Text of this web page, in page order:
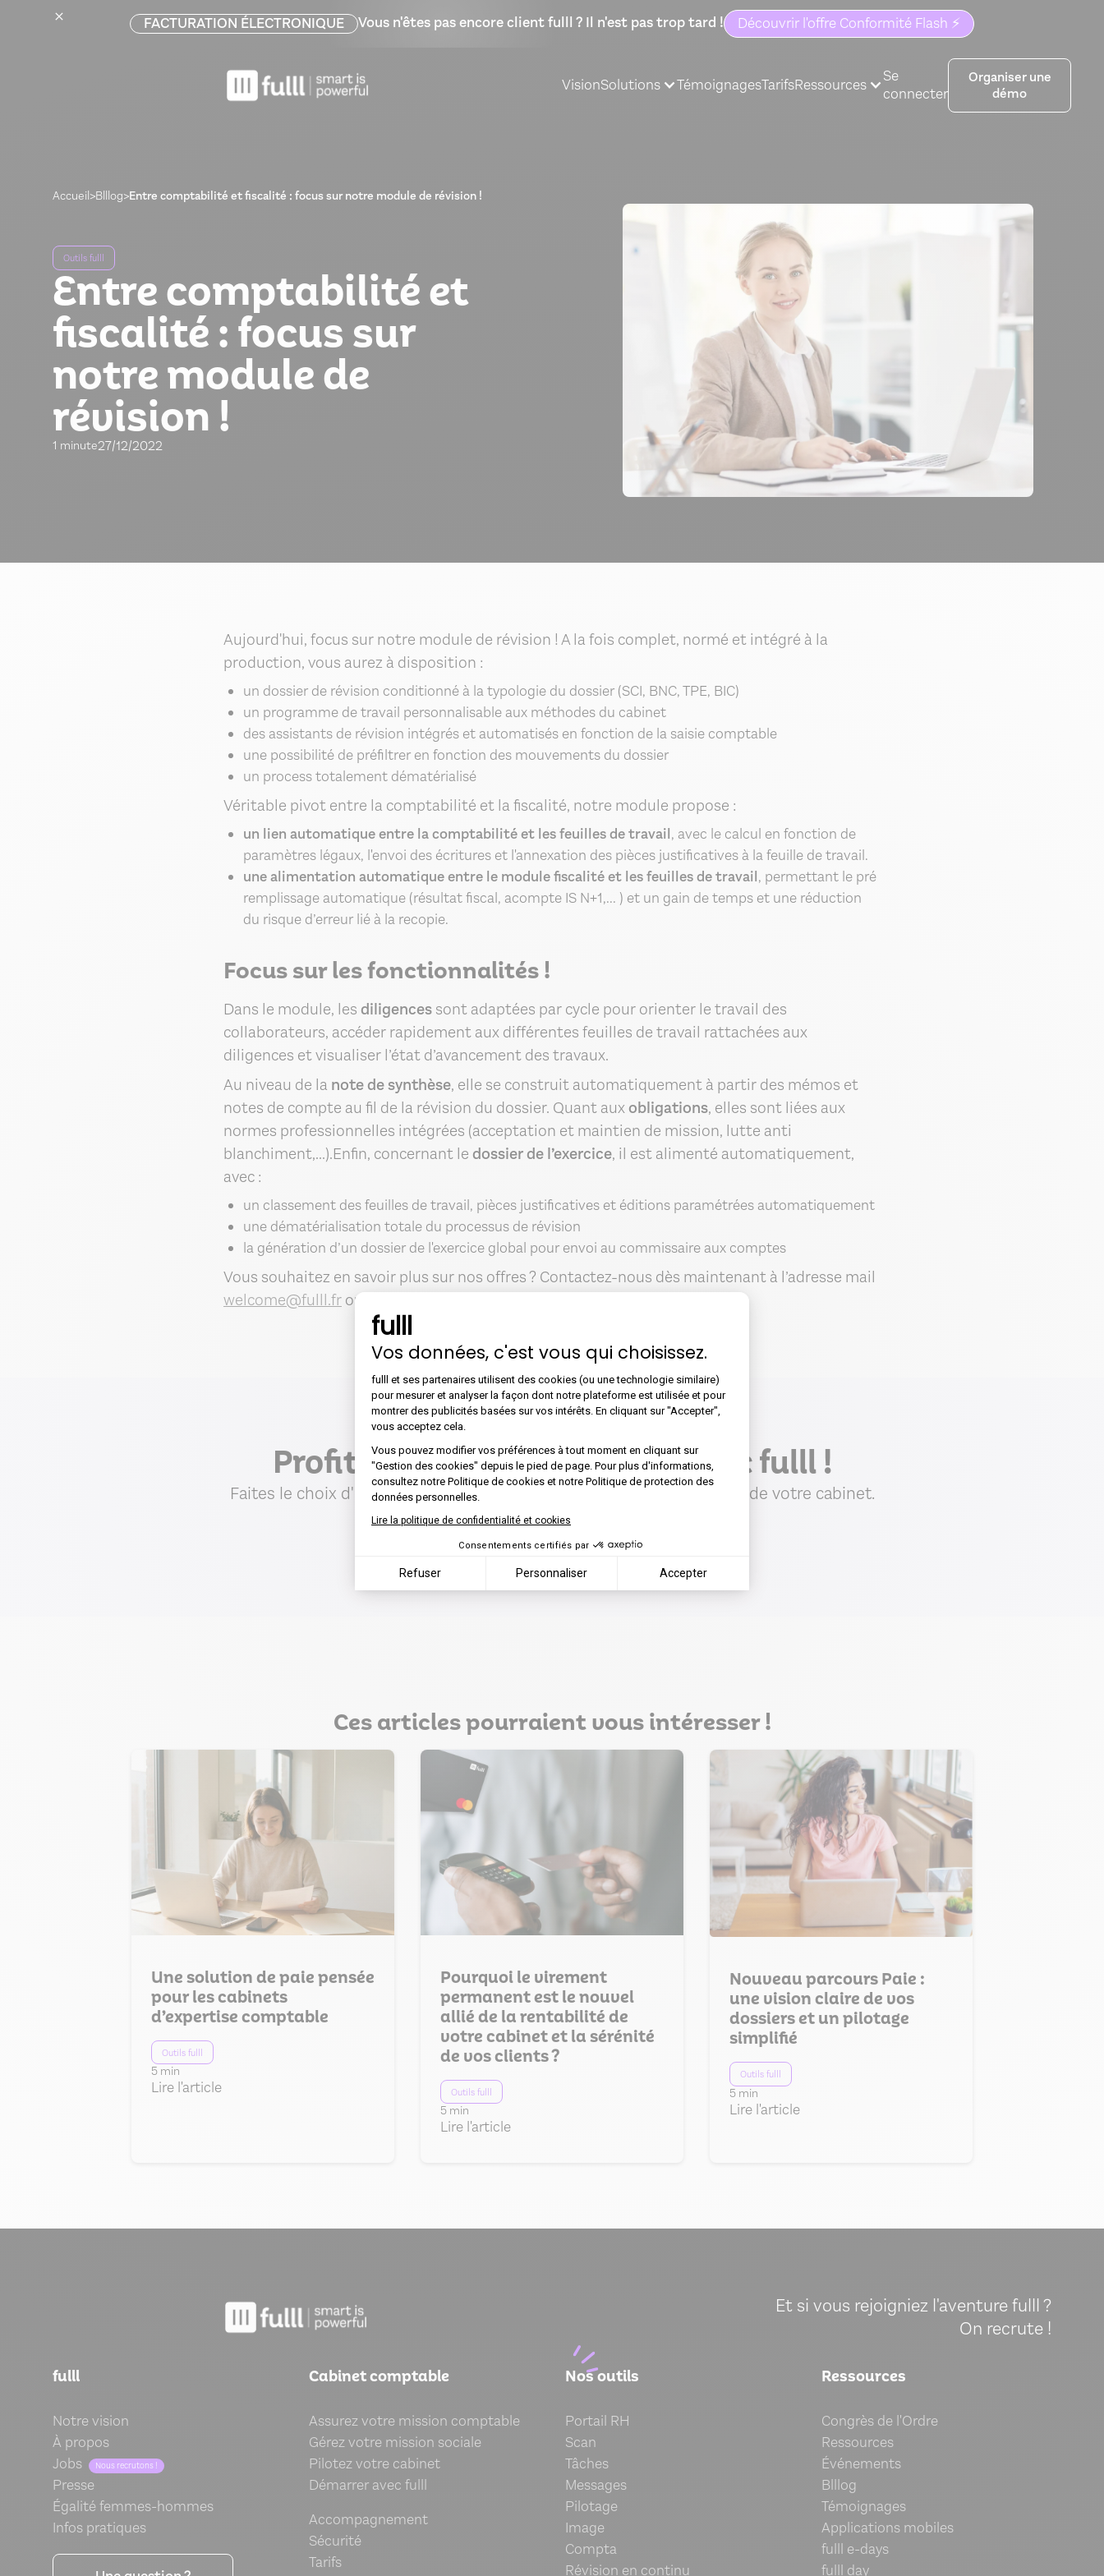
fulll
Vos données, c'est vous qui choisissez.
Plateforme de Gestion du Consentement : Personnalisez
fulll et ses partenaires utilisent des cookies (ou une technologie similaire)
pour mesurer et analyser la façon dont notre plateforme est utilisée et pour
montrer des publicités basées sur vos intérêts. En cliquant sur "Accepter",
vous acceptez cela.
Vous pouvez modifier vos préférences à tout moment en cliquant sur
"Gestion des cookies" depuis le pied de page. Pour plus d'informations,
consultez notre Politique de cookies et notre Politique de protection des
données personnelles.
Lire la politique de confidentialité et cookies
Consentements certifiés par
Refuser Personnaliser Accepter
FACTURATION ÉLECTRONIQUE Vous n'êtes pas encore client fulll ? Il n'est pas trop tard ! Découvrir l'offre Conformité Flash ⚡️
VisionSolutions TémoignagesTarifsRessources
Se
connecter
Organiser une
démo
Accueil>Blllog>Entre comptabilité et fiscalité : focus sur notre module de révision !
Outils fulll
Entre comptabilité et
fiscalité : focus sur
notre module de
révision !
1 minute27/12/2022
Aujourd'hui, focus sur notre module de révision ! A la fois complet, normé et intégré à la
production, vous aurez à disposition :
un dossier de révision conditionné à la typologie du dossier (SCI, BNC, TPE, BIC)
un programme de travail personnalisable aux méthodes du cabinet
des assistants de révision intégrés et automatisés en fonction de la saisie comptable
une possibilité de préfiltrer en fonction des mouvements du dossier
un process totalement dématérialisé
Véritable pivot entre la comptabilité et la fiscalité, notre module propose :
un lien automatique entre la comptabilité et les feuilles de travail, avec le calcul en fonction de
paramètres légaux, l'envoi des écritures et l'annexation des pièces justificatives à la feuille de travail.
une alimentation automatique entre le module fiscalité et les feuilles de travail, permettant le pré
remplissage automatique (résultat fiscal, acompte IS N+1,... ) et un gain de temps et une réduction
du risque d’erreur lié à la recopie.
Focus sur les fonctionnalités !
Dans le module, les diligencessont adaptées par cycle pour orienter le travail des
collaborateurs, accéder rapidement aux différentes feuilles de travail rattachées aux
diligences et visualiser l’état d’avancement des travaux.
Au niveau de la note de synthèse, elle se construit automatiquement à partir des mémos et
notes de compte au fil de la révision du dossier. Quant auxobligations, elles sont liées aux
normes professionnelles intégrées (acceptation et maintien de mission, lutte anti
blanchiment,...).Enfin, concernant le dossier de l’exercice, il est alimenté automatiquement,
avec :
un classement des feuilles de travail, pièces justificatives et éditions paramétrées automatiquement
une dématérialisation totale du processus de révision
la génération d’un dossier de l'exercice global pour envoi au commissaire aux comptes
Vous souhaitez en savoir plus sur nos offres ? Contactez-nous dès maintenant à l’adresse mail
welcome@fulll.frou via notre
Profitez d'un outil complet avec fulll !
Faites le choix d'une solution tout-en-un pour une gestion optimale de votre cabinet.
Organiser une démo
Ces articles pourraient vous intéresser !
Une solution de paie pensée
pour les cabinets
d’expertise comptable
Outils fulll
5 min
Lire l'article
Pourquoi le virement
permanent est le nouvel
allié de la rentabilité de
votre cabinet et la sérénité
de vos clients ?
Outils fulll
5 min
Lire l'article
Nouveau parcours Paie :
une vision claire de vos
dossiers et un pilotage
simplifié
Outils fulll
5 min
Lire l'article
Et si vous rejoigniez l'aventure fulll ?
On recrute !
fulll
Notre vision
À propos
Jobs
Nous recrutons !
Presse
Égalité femmes-hommes
Infos pratiques
Cabinet comptable
Assurez votre mission comptable
Gérez votre mission sociale
Pilotez votre cabinet
Démarrer avec fulll
Accompagnement
Sécurité
Tarifs
Nos outils
Portail RH
Scan
Tâches
Messages
Pilotage
Image
Compta
Révision en continu
Ressources
Congrès de l'Ordre
Ressources
Événements
Blllog
Témoignages
Applications mobiles
fulll e-days
fulll day